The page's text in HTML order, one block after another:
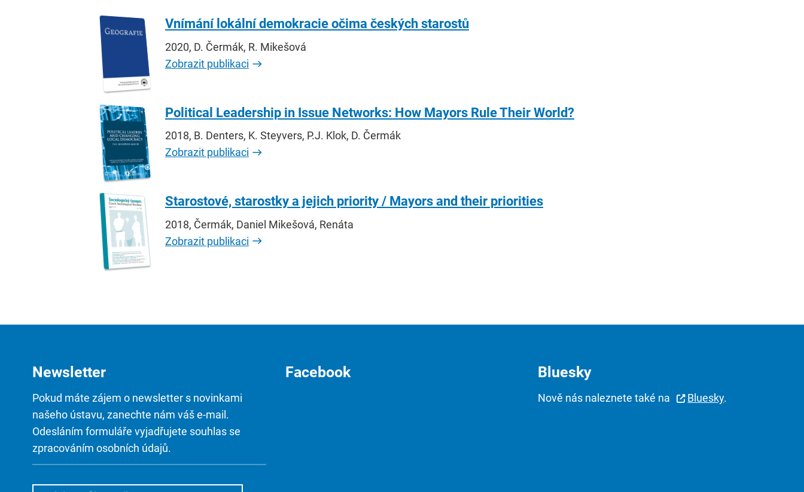
Vnímání lokální demokracie očima českých starostů
2020, D. Čermák, R. Mikešová
Zobrazit publikaci
Political Leadership in Issue Networks: How Mayors Rule Their World?
2018, B. Denters, K. Steyvers, P.J. Klok, D. Čermák
Zobrazit publikaci
Starostové, starostky a jejich priority / Mayors and their priorities
2018, Čermák, Daniel Mikešová, Renáta
Zobrazit publikaci
Newsletter
Pokud máte zájem o newsletter s novinkami
našeho ústavu, zanechte nám váš e-mail.
Odesláním formuláře vyjadřujete souhlas se
zpracováním osobních údajů.
Facebook Bluesky
Nově nás naleznete také na Bluesky.